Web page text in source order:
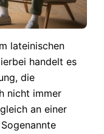
lateinischen
handelt es
die
nicht immer
an einer